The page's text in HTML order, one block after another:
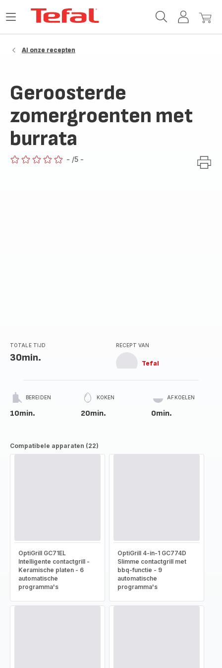
MijnMijn
Open
Al onze recepten
Geroosterde
zomergroenten met
burrata
- /5 -
TOTALE TIJD
30min.
RECEPT VAN
Tefal
BEREIDEN
10min.
KOKEN
20min.
AFKOELEN
0min.
Compatibele apparaten (22)
OptiGrill GC71EL
Intelligente contactgrill -
Keramische platen - 6
automatische
programma's
OptiGrill 4-in-1 GC774D
Slimme contactgrill met
bbq-functie - 9
automatische
programma's